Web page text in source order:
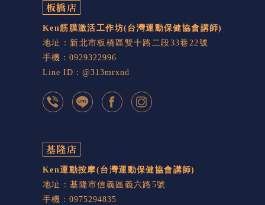
板橋店
Ken筋膜激活工作坊(台灣運動保健協會講師)
地址：新北市板橋區雙十路二段33巷22號
手機：0929322996
Line ID：@313mrxnd
基隆店
Ken運動按摩(台灣運動保健協會講師)
地址：基隆市信義區義六路5號
手機：0975294835